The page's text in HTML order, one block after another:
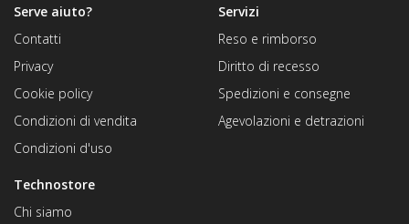
Technostore
Chi siamo
Servizi
Reso e rimborso
Diritto di recesso
Spedizioni e consegne
Agevolazioni e detrazioni
Serve aiuto?
Contatti
Privacy
Cookie policy
Condizioni di vendita
Condizioni d'uso